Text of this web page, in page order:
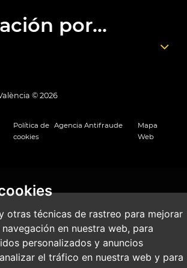
otras técnicas de rastreo para mejorar
en nuestra web, para
personalizados y anuncios
el tráfico en nuestra web y para
por...
© 2026
Política de
cookies
Agencia Antifraude
Mapa
Web